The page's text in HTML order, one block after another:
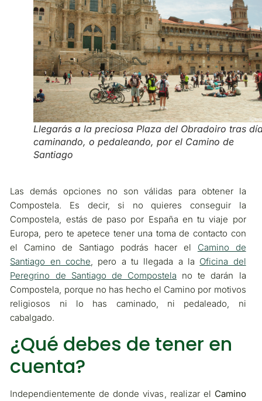
Llegarás a la preciosa Plaza del Obradoiro tras
caminando, o pedaleando, por el Camino de
Santiago
Las demás opciones no son válidas para obtener la
Compostela. Es decir, si no quieres conseguir la
Compostela, estás de paso por España en tu viaje por
Europa, pero te apetece tener una toma de contacto con
el Camino de Santiago podrás hacer el Camino de
Santiago en coche , pero a tu llegada a la Oficina del
Peregrino de Santiago de Compostela no te darán la
Compostela, porque no has hecho el Camino por motivos
religiosos ni lo has caminado, ni pedaleado, ni
cabalgado.
¿Qué debes de tener en
cuenta?
Independientemente de donde vivas, realizar el Camino